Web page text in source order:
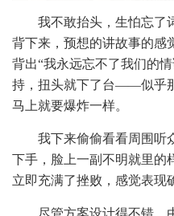
我不敢抬头，生怕忘了
背下来，预想的讲故事的感
背出“我永远忘不了我们的
持，扭头就下了台——似乎
马上就要爆炸一样。
我下来偷偷看看周围听
下手，脸上一副不明就里的
立即充满了挫败，感觉表现
尽管方案设计得不错，